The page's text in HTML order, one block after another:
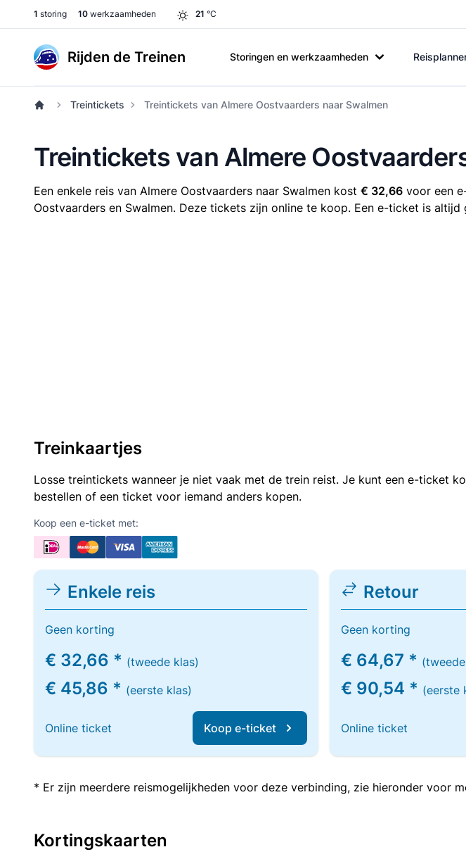
1 storing 10 werkzaamheden 21 °C
Rijden de Treinen Storingen en werkzaamheden
Treintickets Treintickets van Almere Oostvaarders naar Swalmen
Treintickets van Almere
Een enkele reis van Almere Oostvaarders naar Swalmen kost € 32,66 voor een
Oostvaarders en Swalmen. Deze tickets zijn online te koop. Een e-ticket is
Treinkaartjes
Losse treintickets wanneer je niet vaak met de trein reist. Je kunt een e-ticket
bestellen of een ticket voor iemand anders kopen.
Koop een e-ticket met:
Enkele reis
Geen korting
€ 32,66 * (tweede klas)
€ 45,86 * (eerste klas)
Online ticket Koop e-ticket
Retour
Geen korting
€ 64,67 *
€ 90,54 * (eerste
Online ticket
* Er zijn meerdere reismogelijkheden voor deze verbinding, zie hieronder voor
Kortingskaarten